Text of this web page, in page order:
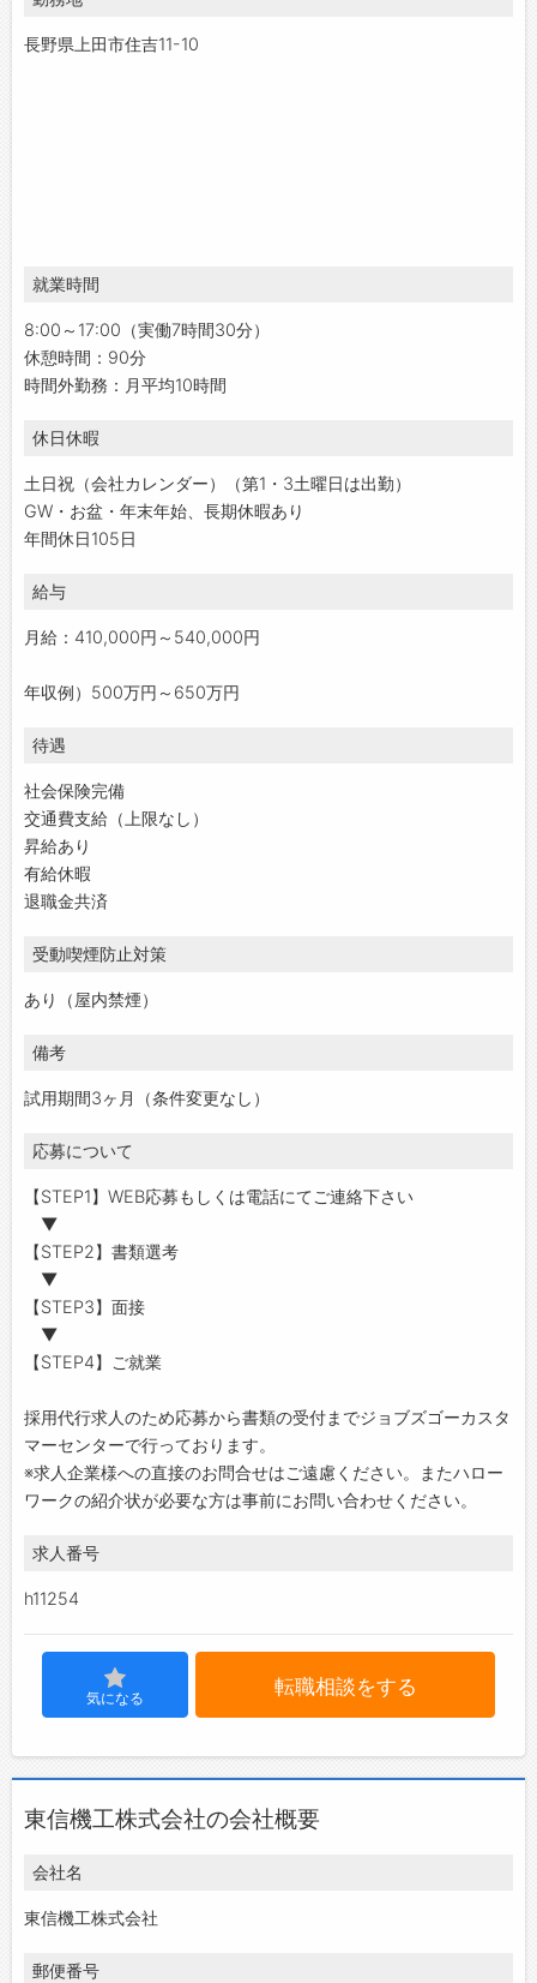
長野県上田市住吉11-10
就業時間
8:00～17:00（実働7時間30分）
休憩時間：90分
時間外勤務：月平均10時間
休日休暇
土日祝（会社カレンダー）（第1・3土曜日は出勤）
GW・お盆・年末年始、長期休暇あり
年間休日105日
給与
月給：410,000円～540,000円
年収例）500万円～650万円
待遇
社会保険完備
交通費支給（上限なし）
昇給あり
有給休暇
退職金共済
受動喫煙防止対策
あり（屋内禁煙）
備考
試用期間3ヶ月（条件変更なし）
応募について
【STEP1】WEB応募もしくは電話にてご連絡下さい
▼
【STEP2】書類選考
▼
【STEP3】面接
▼
【STEP4】ご就業
採用代行求人のため応募から書類の受付までジョブズゴーカスタ
マーセンターで行っております。
※求人企業様への直接のお問合せはご遠慮ください。またハロー
ワークの紹介状が必要な方は事前にお問い合わせください。
求人番号
h11254
気になる 転職相談をする
東信機工株式会社の会社概要
会社名
東信機工株式会社
郵便番号